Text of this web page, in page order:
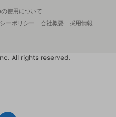
使用について
ーポリシー 会社概要
採用情報
All rights reserved.